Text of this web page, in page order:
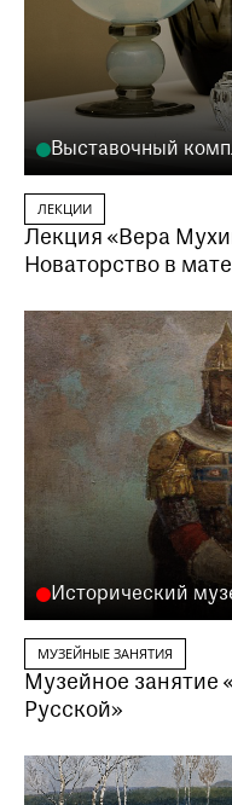
Заказать данную
+7
Или
Выставочный
ЛЕКЦИИ
Лекция «Вера
Новаторство в
Исторический
МУЗЕЙНЫЕ ЗАНЯТИЯ
Музейное занятие
Русской»